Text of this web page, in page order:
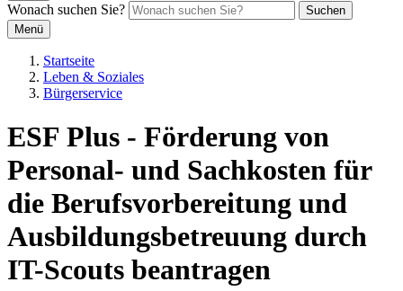
Wonach suchen Sie?
Suchen
Menü
Startseite
Leben & Soziales
Bürgerservice
ESF Plus - Förderung von
Personal- und Sachkosten für
die Berufsvorbereitung und
Ausbildungsbetreuung durch
IT-Scouts beantragen